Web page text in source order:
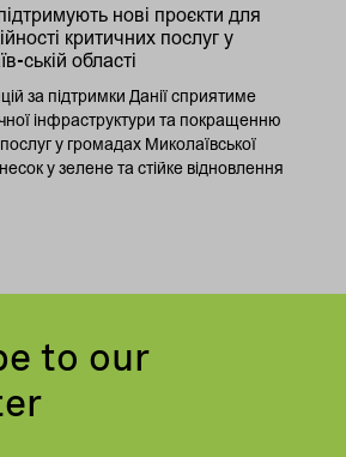
нові проєкти для
критичних послуг у
ській області
за підтримки Данії сприятиме
інфраструктури та покращенню
у громадах Миколаївської
у зелене та стійке відновлення
to our